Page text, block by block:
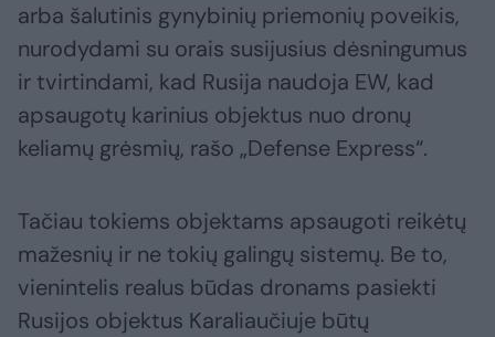
arba šalutinis gynybinių priemonių poveikis,
nurodydami su orais susijusius dėsningumus
ir tvirtindami, kad Rusija naudoja EW, kad
apsaugotų karinius objektus nuo dronų
keliamų grėsmių, rašo „Defense Express“.
Tačiau tokiems objektams apsaugoti reikėtų
mažesnių ir ne tokių galingų sistemų. Be to,
vienintelis realus būdas dronams pasiekti
Rusijos objektus Karaliaučiuje būtų